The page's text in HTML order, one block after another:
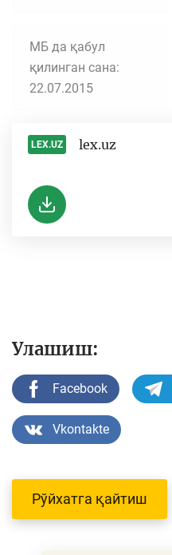
МБ да қабул
қилинган сана:
22.07.2015
LEX.UZ lex.uz
Улашиш:
Facebook
Vkontakte
Рўйхатга қайтиш